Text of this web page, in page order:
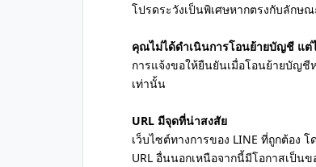
โปรดระวังเป็นพิเศษหากตรงกับลักษ
คุณไม่ได้ดำเนินการโอนย้ายบัญชี แต่
การแจ้งขอให้ยืนยันเมื่อโอนย้ายบัญ
เท่านั้น
URL มีจุดที่น่าสงสัย
เว็บไซต์ทางการของ LINE ที่ถูกต้อง
URL อื่นนอกเหนือจากนี้มีโอกาสเป็น